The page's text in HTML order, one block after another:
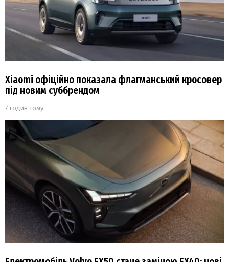
Xiaomi офіційно показала флагманський кросовер
під новим суббрендом
7 годин тому